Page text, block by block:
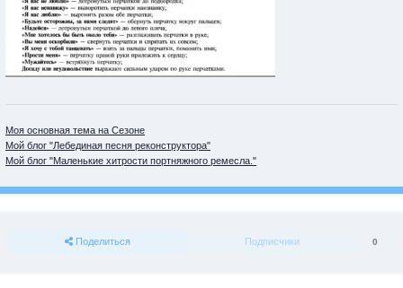
Моя основная тема на Сезоне
Мой блог "Лебединая песня реконструктора"
Мой блог "Маленькие хитрости портняжного ремесла."
Поделиться Подписчики 0